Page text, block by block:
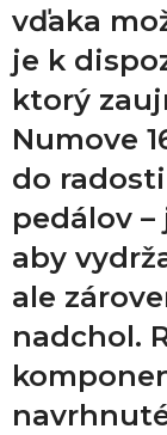
vďaka
je k
ktorý
Numove
do
pedálov
aby
ale
nadchol.